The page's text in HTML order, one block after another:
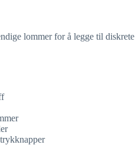
lommer for å legge til diskrete